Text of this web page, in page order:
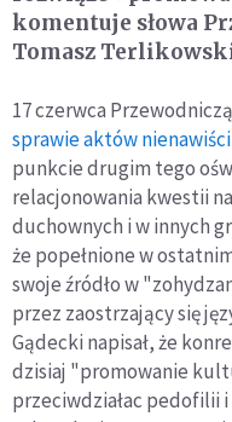
komentuje słowa
Tomasz
17 czerwca
sprawie aktów
punkcie drugim tego
relacjonowania kwestii
duchownych i w innych
że popełnione w
swoje źródło w
przez zaostrzający się
Gądecki napisał, że
dzisiaj "promowanie
przeciwdziałac pedofilii